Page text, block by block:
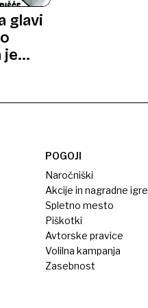
glavi
je
POGOJI
Naročniški
Akcije in nagradne igre
Spletno mesto
Piškotki
Avtorske pravice
Volilna kampanja
Zasebnost